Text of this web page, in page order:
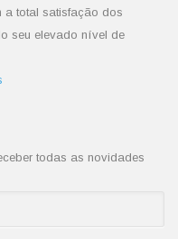
a total satisfação dos
seu elevado nível de
todas as novidades